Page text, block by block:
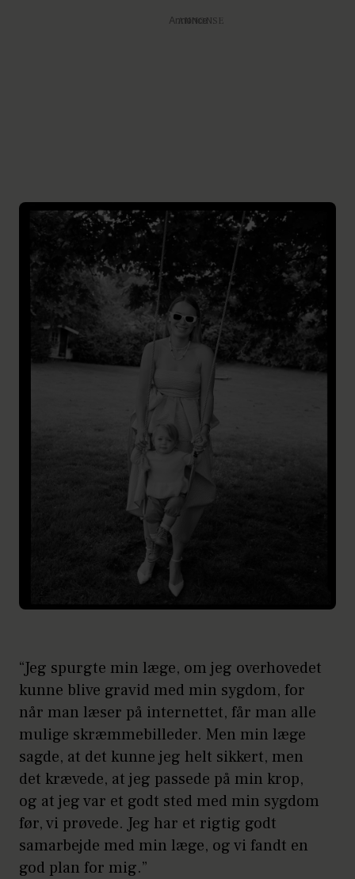
Annonce
“Jeg spurgte min læge, om jeg overhovedet
kunne blive gravid med min sygdom, for
når man læser på internettet, får man alle
mulige skræmmebilleder. Men min læge
sagde, at det kunne jeg helt sikkert, men
det krævede, at jeg passede på min krop,
og at jeg var et godt sted med min sygdom
før, vi prøvede. Jeg har et rigtig godt
samarbejde med min læge, og vi fandt en
god plan for mig.”